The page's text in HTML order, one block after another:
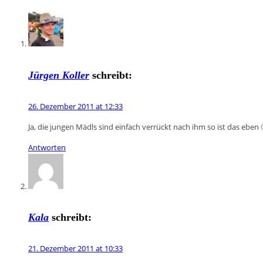
Jürgen Koller schreibt:
26. Dezember 2011 at 12:33
Ja, die jungen Mädls sind einfach verrückt nach ihm so ist das eben
Antworten
Kala schreibt:
21. Dezember 2011 at 10:33